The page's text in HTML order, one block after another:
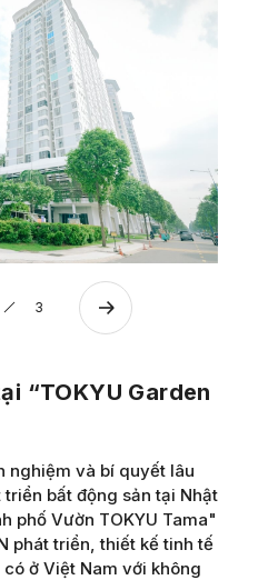
3
“TOKYU Garden
nghiệm và bí quyết lâu
bất động sản tại Nhật
phố Vườn TOKYU Tama"
phát triển, thiết kế tinh tế
ở Việt Nam với không